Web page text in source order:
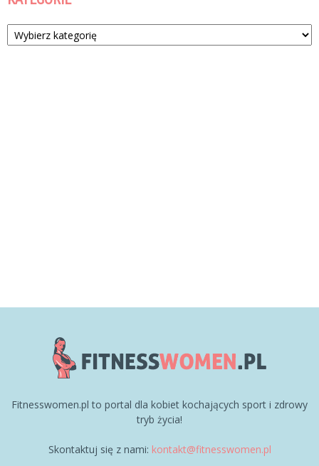
Kategorie
Fitnesswomen.pl to portal dla kobiet kochających sport i zdrowy
tryb życia!
Skontaktuj się z nami: kontakt@fitnesswomen.pl